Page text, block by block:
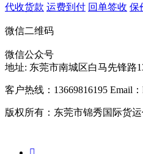
代收货款 运费到付 回单签收 保
微信二维码
微信公众号
地址: 东莞市南城区白马先锋路
客户热线：13669816195 Email
版权所有：东莞市锦秀国际货